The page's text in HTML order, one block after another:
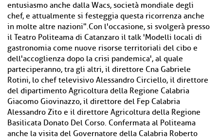
entusiasmo anche dalla Wacs, società mondiale degli
chef, e attualmente si festeggia questa ricorrenza anche
in molte altre nazioni".Con l'occasione, si svolgerà presso
il Teatro Politeama di Catanzaro il talk 'Modelli locali di
gastronomia come nuove risorse territoriali del cibo e
dell'accoglienza dopo la crisi pandemica', al quale
parteciperanno, tra gli altri, il direttore Cna Gabriele
Rotini, lo chef televisivo Alessandro Circiello, il direttore
del dipartimento Agricoltura della Regione Calabria
Giacomo Giovinazzo, il direttore del Fep Calabria
Alessandro Zito e il direttore Agricoltura della Regione
Basilicata Donato Del Corso. Confermata al Politeama
anche la visita del Governatore della Calabria Roberto